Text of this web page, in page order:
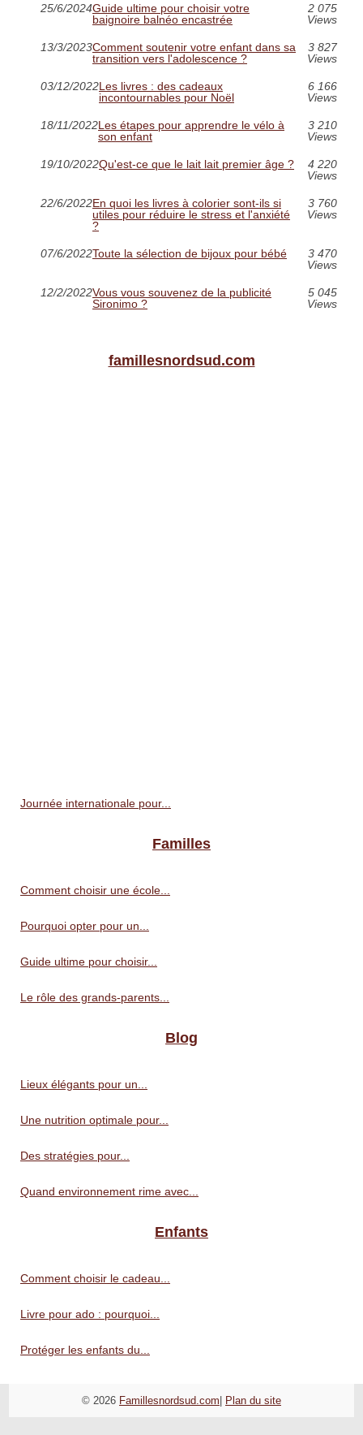
25/6/2024Guide ultime pour choisir votre
baignoire balnéo encastrée
2 075
Views
13/3/2023Comment soutenir votre enfant dans sa
transition vers l'adolescence ?
3 827
Views
03/12/2022Les livres : des cadeaux
incontournables pour Noël
6 166
Views
18/11/2022Les étapes pour apprendre le vélo à
son enfant
3 210
Views
19/10/2022Qu'est-ce que le lait lait premier âge ?
4 220
Views
22/6/2022En quoi les livres à colorier sont-ils si
utiles pour réduire le stress et l'anxiété
?
3 760
Views
07/6/2022Toute la sélection de bijoux pour bébé
3 470
Views
12/2/2022Vous vous souvenez de la publicité
Sironimo ?
5 045
Views
famillesnordsud.com
Journée internationale pour...
Familles
Comment choisir une école...
Pourquoi opter pour un...
Guide ultime pour choisir...
Le rôle des grands-parents...
Blog
Lieux élégants pour un...
Une nutrition optimale pour...
Des stratégies pour...
Quand environnement rime avec...
Enfants
Comment choisir le cadeau...
Livre pour ado : pourquoi...
Protéger les enfants du...
© 2026 Famillesnordsud.com| Plan du site